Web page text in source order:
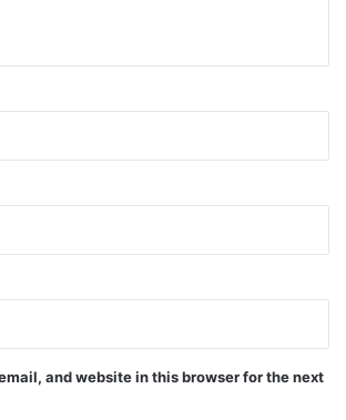
and website in this browser for the next